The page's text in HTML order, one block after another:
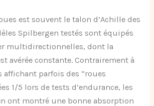
est souvent le talon d’Achille des
Spilbergen testés sont équipés
multidirectionnelles, dont la
avérée constante. Contrairement à
affichant parfois des “roues
1/5 lors de tests d’endurance, les
ont montré une bonne absorption